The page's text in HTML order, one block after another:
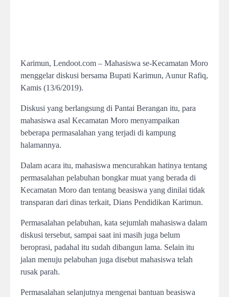
Karimun, Lendoot.com – Mahasiswa se-Kecamatan Moro
menggelar diskusi bersama Bupati Karimun, Aunur Rafiq,
Kamis (13/6/2019).
Diskusi yang berlangsung di Pantai Berangan itu, para
mahasiswa asal Kecamatan Moro menyampaikan
beberapa permasalahan yang terjadi di kampung
halamannya.
Dalam acara itu, mahasiswa mencurahkan hatinya tentang
permasalahan pelabuhan bongkar muat yang berada di
Kecamatan Moro dan tentang beasiswa yang dinilai tidak
transparan dari dinas terkait, Dians Pendidikan Karimun.
Permasalahan pelabuhan, kata sejumlah mahasiswa dalam
diskusi tersebut, sampai saat ini masih juga belum
beroprasi, padahal itu sudah dibangun lama. Selain itu
jalan menuju pelabuhan juga disebut mahasiswa telah
rusak parah.
Permasalahan selanjutnya mengenai bantuan beasiswa